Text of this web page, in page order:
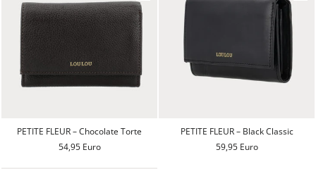
PETITE FLEUR – Chocolate Torte
54,95 Euro
PETITE FLEUR – Black Classic
59,95 Euro